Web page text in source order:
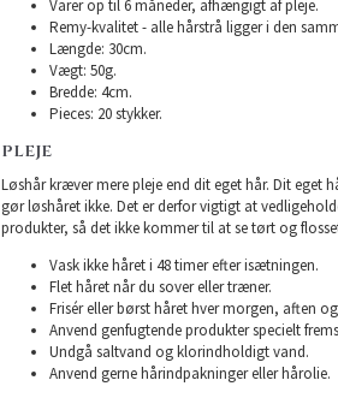
Varer op til 6 måneder, afhængigt af pleje.
Remy-kvalitet - alle hårstrå ligger i den
Længde: 30cm.
Vægt: 50g.
Bredde: 4cm.
Pieces: 20 stykker.
PLEJE
Løshår kræver mere pleje end dit eget hår. Dit eget
gør løshåret ikke. Det er derfor vigtigt at
produkter, så det ikke kommer til at se tørt og
Vask ikke håret i 48 timer efter isætningen.
Flet håret når du sover eller træner.
Frisér eller børst håret hver morgen, aften
Anvend genfugtende produkter specielt
Undgå saltvand og klorindholdigt vand.
Anvend gerne hårindpakninger eller hårolie.